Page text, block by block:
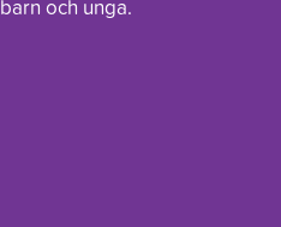
och unga.